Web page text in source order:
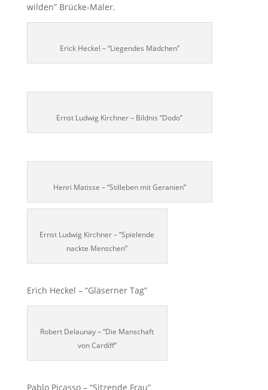
wilden” Brücke-Maler.
Erick Heckel – “Liegendes Mädchen”
Ernst Ludwig Kirchner – Bildnis “Dodo”
Henri Matisse – “Stilleben mit Geranien”
Ernst Ludwig Kirchner – “Spielende
nackte Menschen”
Erich Heckel – “Gläserner Tag”
Robert Delaunay – “Die Manschaft
von Cardiff”
Pablo Picasso – “Sitzende Frau”